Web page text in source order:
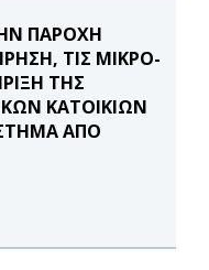
ΠΑΡΟΧΗ
ΤΙΣ ΜΙΚΡΟ-
ΤΗΣ
ΚΑΤΟΙΚΙΩΝ
ΑΠΟ